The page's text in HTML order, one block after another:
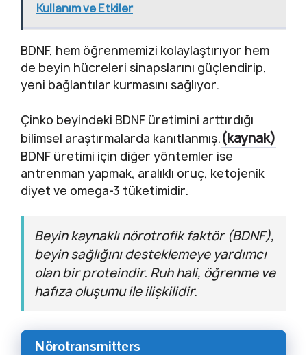
Kullanım ve Etkiler
BDNF, hem öğrenmemizi kolaylaştırıyor hem
de beyin hücreleri sinapslarını güçlendirip,
yeni bağlantılar kurmasını sağlıyor.
Çinko beyindeki BDNF üretimini arttırdığı
bilimsel araştırmalarda kanıtlanmış.(kaynak)
BDNF üretimi için diğer yöntemler ise
antrenman yapmak, aralıklı oruç, ketojenik
diyet ve omega-3 tüketimidir.
Beyin kaynaklı nörotrofik faktör (BDNF),
beyin sağlığını desteklemeye yardımcı
olan bir proteindir. Ruh hali, öğrenme ve
hafıza oluşumu ile ilişkilidir.
Nörotransmitters